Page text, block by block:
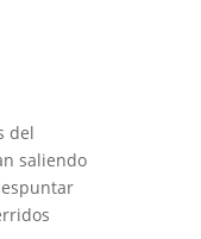
del
saliendo